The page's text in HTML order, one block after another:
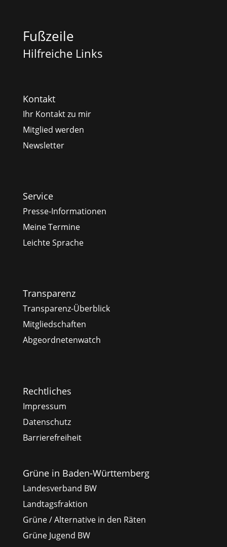
Fußzeile
Hilfreiche Links
Kontakt
Ihr Kontakt zu mir
Mitglied werden
Newsletter
Service
Presse-Informationen
Meine Termine
Leichte Sprache
Transparenz
Transparenz-Überblick
Mitgliedschaften
Abgeordnetenwatch
Rechtliches
Impressum
Datenschutz
Barrierefreiheit
Grüne in Baden-Württemberg
Landesverband BW
Landtagsfraktion
Grüne / Alternative in den Räten
Grüne Jugend BW